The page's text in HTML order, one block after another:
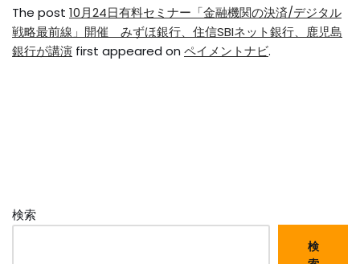
The post 10月24日有料セミナー「金融機関の決済/デジタル
戦略最前線」開催 みずほ銀行、住信SBIネット銀行、鹿児島
銀行が講演 first appeared on ペイメントナビ.
検索
検